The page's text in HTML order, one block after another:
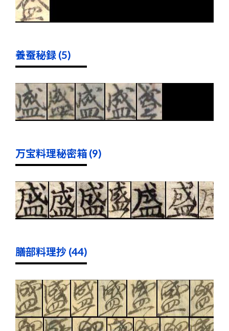
養蚕秘録 (5)
万宝料理秘密箱 (9)
膳部料理抄 (44)